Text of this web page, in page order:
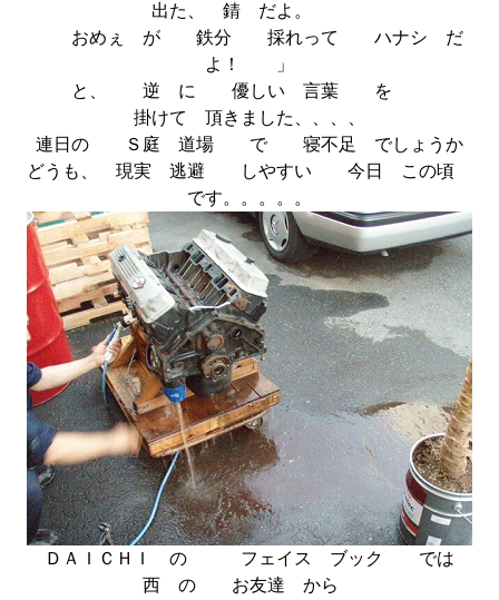
出た、 錆 だよ。
おめぇ が 鉄分 採れって ハナシ だ
よ！ 」
と、 逆 に 優しい 言葉 を
掛けて 頂きました、、、、
連日の Ｓ庭 道場 で 寝不足 でしょうか
どうも、 現実 逃避 しやすい 今日 この頃
です。。。。。
ＤＡＩＣＨＩ の フェイス ブック では
西 の お友達 から